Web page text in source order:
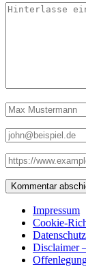
Impressum
Cookie-
Disclaimer